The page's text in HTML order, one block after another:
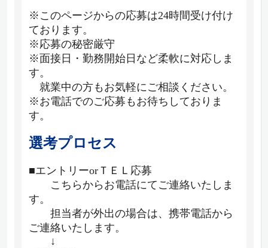
※このページからの応募は24時間受け付け
ております。
※応募の秘密厳守
※面接日・勤務開始日など柔軟に対応しま
す。
就業中の方もお気軽にご相談ください。
※お電話でのご応募もお待ちしておりま
す。
選考プロセス
■エントリーorＴＥＬ応募
こちらからお電話にてご連絡いたしま
す。
担当者が外出の場合は、携帯電話から
ご連絡いたします。
↓